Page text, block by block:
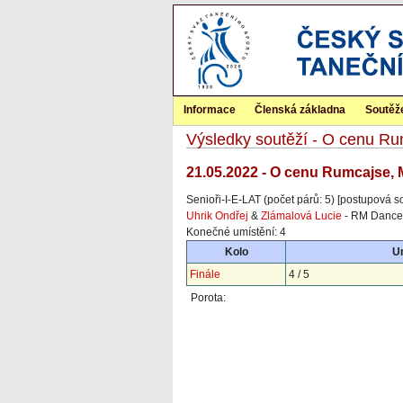
Informace Členská základna
Výsledky soutěží - O cenu
21.05.2022 - O cenu Rumcajse,
Senioři-I-E-LAT (počet párů: 5) [postupová
Uhrik Ondřej & Zlámalová Lucie - RM
Konečné umístění: 4
Kolo
Finále
4 / 5
Porota: